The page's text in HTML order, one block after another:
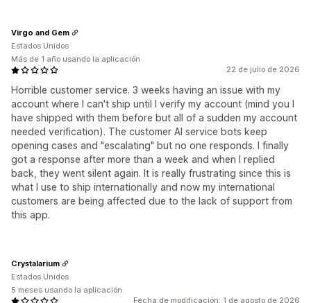
22 de julio de 2026
Horrible customer service. 3 weeks having an issue with my
account where I can't ship until I verify my account (mind you I
have shipped with them before but all of a sudden my account
needed verification). The customer AI service bots keep
opening cases and "escalating" but no one responds. I finally
got a response after more than a week and when I replied
back, they went silent again. It is really frustrating since this is
what I use to ship internationally and now my international
customers are being affected due to the lack of support from
this app.
Virgo and Gem
Estados Unidos
Más de 1 año usando la aplicación
Fecha de modificación: 1 de agosto de 2026
Crystalarium
Estados Unidos
5 meses usando la aplicación